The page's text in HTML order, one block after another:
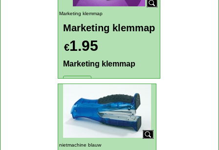
Marketing klemmap
Marketing klemmap
€1.95
Marketing klemmap
Klik hier